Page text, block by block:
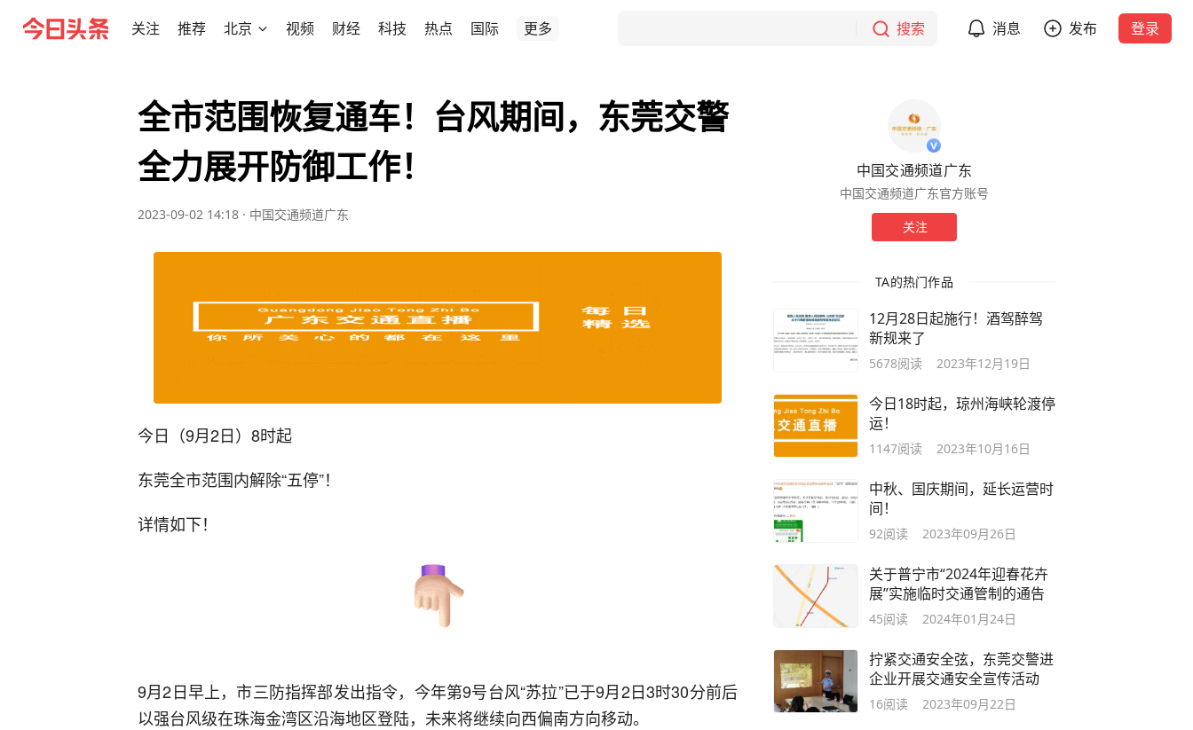
关注 推荐 北京 视频 财经 科技 热点 国际 更多 搜索 消息 发布 登录
全市范围恢复通车！台风期间，东莞交警
全力展开防御工作！
2023-09-02 14:18 · 中国交通频道广东
今日（9月2日）8时起
东莞全市范围内解除“五停”！
详情如下！
9月2日早上，市三防指挥部发出指令，今年第9号台风“苏拉”已于9月2日3时30分前后
以强台风级在珠海金湾区沿海地区登陆，未来将继续向西偏南方向移动。
中国交通频道广东
中国交通频道广东官方账号
关注
TA的热门作品
12月28日起施行！酒驾醉驾
新规来了
5678阅读 2023年12月19日
今日18时起，琼州海峡轮渡停
运！
1147阅读 2023年10月16日
中秋、国庆期间，延长运营时
间！
92阅读 2023年09月26日
关于普宁市“2024年迎春花卉
展”实施临时交通管制的通告
45阅读 2024年01月24日
拧紧交通安全弦，东莞交警进
企业开展交通安全宣传活动
16阅读 2023年09月22日